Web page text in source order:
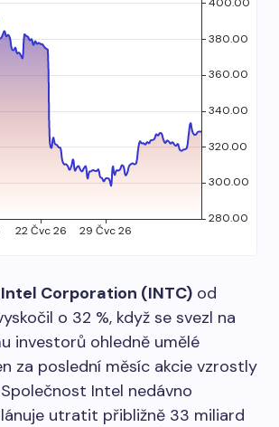
Intel Corporation (INTC) od
o 32 %, když se svezl na
investorů ohledně umělé
za poslední měsíc akcie vzrostly
Intel nedávno
utratit přibližně 33 miliard